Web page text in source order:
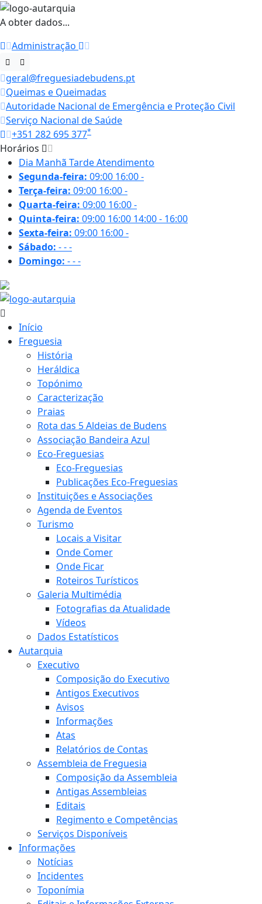
A obter dados...
Administração
geral@freguesiadebudens.pt
Queimas e Queimadas
Autoridade Nacional de Emergência e Proteção Civil
Serviço Nacional de Saúde
+351 282 695 377*
Horários
Dia Manhã TardeAtendimento
Segunda-feira: 09:00 16:00-
Terça-feira: 09:00 16:00-
Quarta-feira: 09:00 16:00-
Quinta-feira: 09:00 16:00 14:00 - 16:00
Sexta-feira: 09:00 16:00-
Sábado: ---
Domingo: ---
Início
Freguesia
História
Heráldica
Topónimo
Caracterização
Praias
Rota das 5 Aldeias de Budens
Associação Bandeira Azul
Eco-Freguesias
Eco-Freguesias
Publicações Eco-Freguesias
Instituições e Associações
Agenda de Eventos
Turismo
Locais a Visitar
Onde Comer
Onde Ficar
Roteiros Turísticos
Galeria Multimédia
Fotografias da Atualidade
Vídeos
Dados Estatísticos
Autarquia
Executivo
Composição do Executivo
Antigos Executivos
Avisos
Informações
Atas
Relatórios de Contas
Assembleia de Freguesia
Composição da Assembleia
Antigas Assembleias
Editais
Regimento e Competências
Serviços Disponíveis
Informações
Notícias
Incidentes
Toponímia